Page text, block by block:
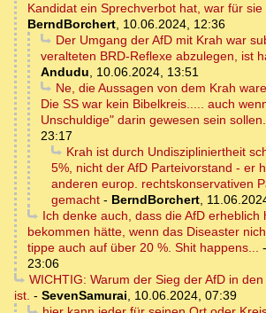
Kandidat ein Sprechverbot hat, war für
BerndBorchert, 10.06.2024, 12:36
Der Umgang der AfD mit Krah war
veralteten BRD-Reflexe abzulegen, ist
Andudu, 10.06.2024, 13:51
Ne, die Aussagen von dem Krah
Die SS war kein Bibelkreis..... auch
Unschuldige" darin gewesen sein sollen.
23:17
Krah ist durch Undiszipliniertheit
5%, nicht der AfD Parteivorstand - er
anderen europ. rechtskonservativen
gemacht - BerndBorchert,
Ich denke auch, dass die AfD erheblich
bekommen hätte, wenn das Diseaster
tippe auch auf über 20 %. Shit happens... -
23:06
WICHTIG: Warum der Sieg der AfD in
ist. - SevenSamurai, 10.06.2024, 07:39